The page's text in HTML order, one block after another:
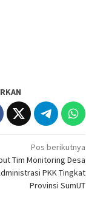
Pos berikutnya
Tim Monitoring Desa
PKK Tingkat
Provinsi SumUT